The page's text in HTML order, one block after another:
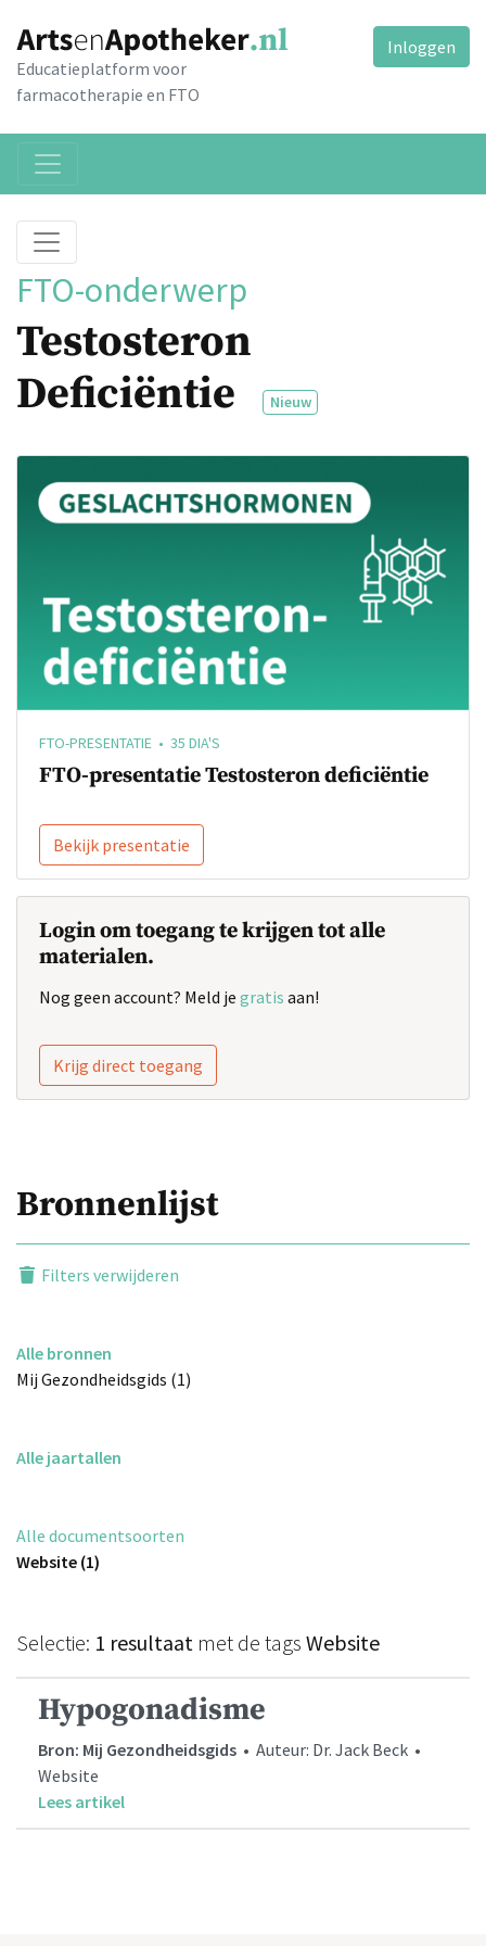
Educatieplatform voor
farmacotherapie en FTO
Inloggen
FTO-onderwerp
Testosteron
Deficiëntie
Nieuw
FTO-PRESENTATIE • 35 DIA'S
FTO-presentatie Testosteron deficiëntie
Bekijk presentatie
Login om toegang te krijgen tot alle
materialen.
Nog geen account? Meld je gratis aan!
Krijg direct toegang
Bronnenlijst
Filters verwijderen
Alle bronnen
Mij Gezondheidsgids (1)
Alle jaartallen
Alle documentsoorten
Website (1)
Selectie: 1 resultaat met de tags Website
Hypogonadisme
Bron: Mij Gezondheidsgids • Auteur: Dr. Jack Beck •
Website
Lees artikel